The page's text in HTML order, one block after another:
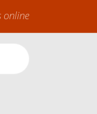
online